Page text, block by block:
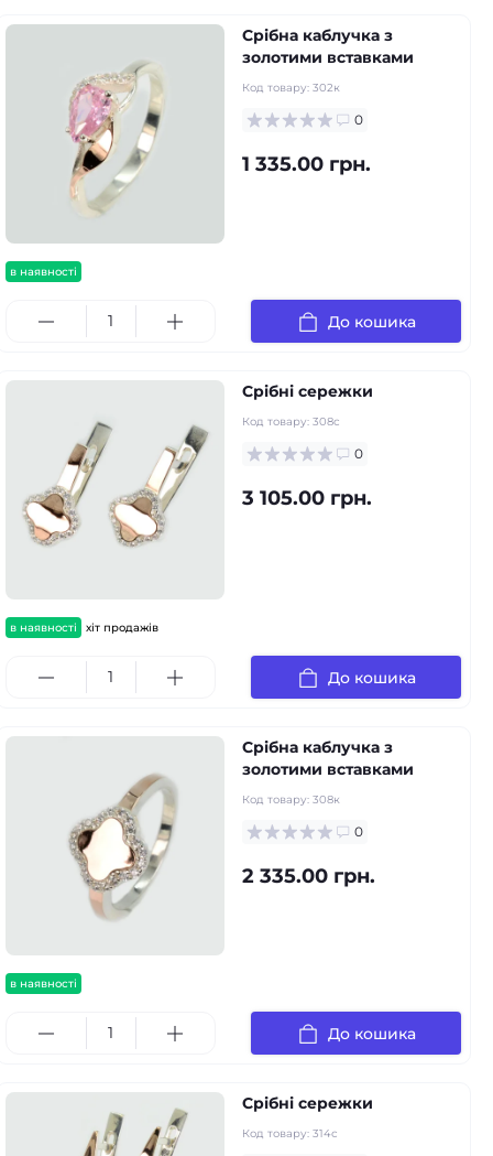
в наявності
Срібна каблучка з
золотими вставками
Код товару: 302к
0
1 335.00 грн.
До кошика
в наявності хіт продажів
Срібні сережки
Код товару: 308с
0
3 105.00 грн.
До кошика
в наявності
Срібна каблучка з
золотими вставками
Код товару: 308к
0
2 335.00 грн.
До кошика
Срібні сережки
Код товару: 314с